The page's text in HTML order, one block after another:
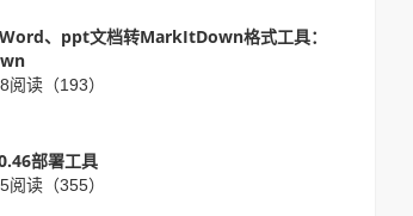
、ppt文档转MarkItDown格式工具：
阅读（193）
部署工具
阅读（355）